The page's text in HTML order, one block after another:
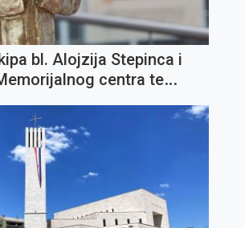
bl. Alojzija Stepinca i
centra te